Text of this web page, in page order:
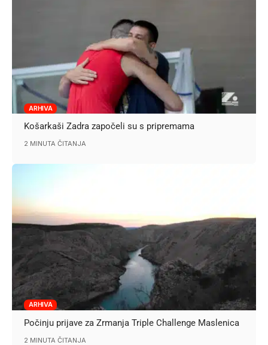
ARHIVA
Košarkaši Zadra započeli su s pripremama
2 MINUTA ČITANJA
ARHIVA
Počinju prijave za Zrmanja Triple Challenge Maslenica
2 MINUTA ČITANJA